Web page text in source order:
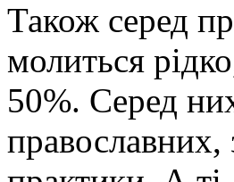
Також серед
молиться
50%. Серед
православних,